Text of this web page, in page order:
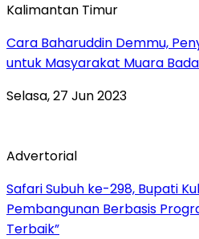
Kalimantan Timur
Cara Baharuddin Demmu,
untuk Masyarakat Muara
Selasa, 27 Jun 2023
Advertorial
Safari Subuh ke-298, Bupati
Pembangunan Berbasis
Terbaik”